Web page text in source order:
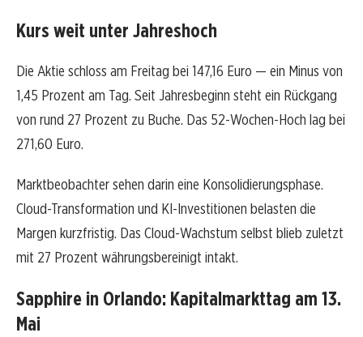
Kurs weit unter Jahreshoch
Die Aktie schloss am Freitag bei 147,16 Euro — ein Minus von
1,45 Prozent am Tag. Seit Jahresbeginn steht ein Rückgang
von rund 27 Prozent zu Buche. Das 52-Wochen-Hoch lag bei
271,60 Euro.
Marktbeobachter sehen darin eine Konsolidierungsphase.
Cloud-Transformation und KI-Investitionen belasten die
Margen kurzfristig. Das Cloud-Wachstum selbst blieb zuletzt
mit 27 Prozent währungsbereinigt intakt.
Sapphire in Orlando: Kapitalmarkttag am 13.
Mai